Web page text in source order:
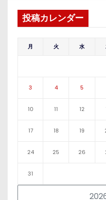
投稿カレンダー
月 火 水
3 4 5
10 11 12
17 18 19
24 25 26
31